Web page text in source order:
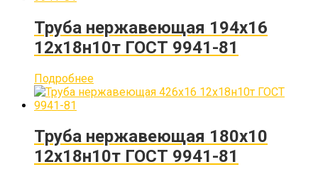
Труба нержавеющая 194х16
12х18н10т ГОСТ 9941-81
Подробнее
Труба нержавеющая 180х10
12х18н10т ГОСТ 9941-81